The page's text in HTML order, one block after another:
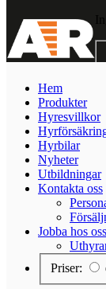
Hem
Produkter
Hyresvillkor
Hyrbilar
Nyheter
Utbildningar
Kontakta oss
Jobba hos oss
Priser:
Hem
Produkter
Hyresvillkor
Hyrbilar
Nyheter
Utbildningar
Kontakta oss
Jobba hos oss